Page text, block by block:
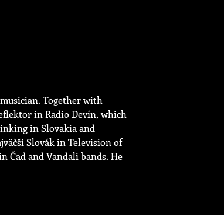
Together with
in Radio Devín, which
in Slovakia and
Slovák in Television of
Čad and Vandali bands. He